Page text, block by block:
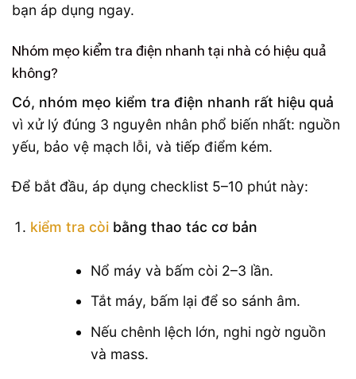
bạn áp dụng ngay.
Nhóm mẹo kiểm tra điện nhanh tại nhà có hiệu quả
không?
Có, nhóm mẹo kiểm tra điện nhanh rất hiệu quả
vì xử lý đúng 3 nguyên nhân phổ biến nhất: nguồn
yếu, bảo vệ mạch lỗi, và tiếp điểm kém.
Để bắt đầu, áp dụng checklist 5–10 phút này:
kiểm tra còibằng thao tác cơ bản
Nổ máy và bấm còi 2–3 lần.
Tắt máy, bấm lại để so sánh âm.
Nếu chênh lệch lớn, nghi ngờ nguồn
và mass.